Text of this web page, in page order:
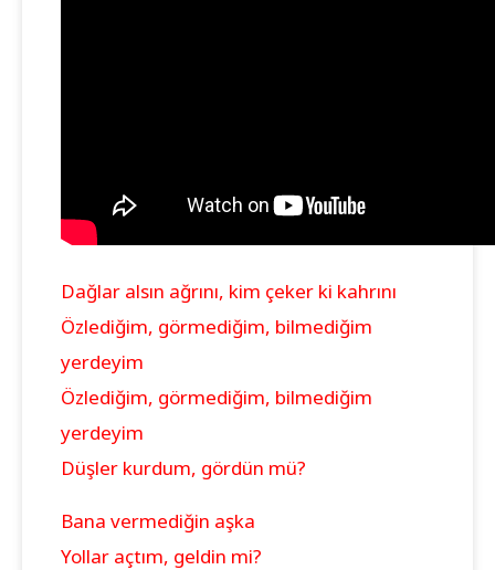
Dağlar alsın ağrını, kim çeker ki kahrını
Özlediğim, görmediğim, bilmediğim
yerdeyim
Özlediğim, görmediğim, bilmediğim
yerdeyim
Düşler kurdum, gördün mü?
Bana vermediğin aşka
Yollar açtım, geldin mi?